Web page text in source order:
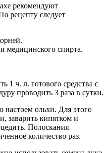
рекомендуют
рецепту следует
медицинского спирта.
1 ч. л. готового средства с
проводить 3 раза в сутки.
настоем ольхи. Для этого
заварить кипятком и
Полоскания
количество раз.